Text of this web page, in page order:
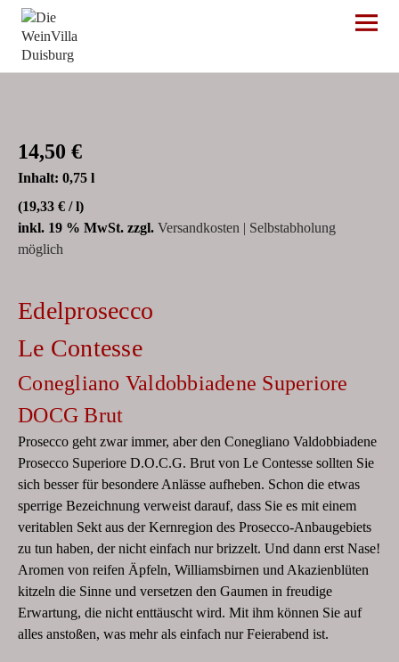
Die WeinVilla Duisburg
14,50 €
Inhalt: 0,75 l
(19,33 € /l)
inkl. 19 % MwSt. zzgl. Versandkosten | Selbstabholung
möglich
Edelprosecco
Le Contesse
Conegliano Valdobbiadene Superiore
DOCG Brut
Prosecco geht zwar immer, aber den Conegliano Valdobbiadene
Prosecco Superiore D.O.C.G. Brut von Le Contesse sollten Sie
sich besser für besondere Anlässe aufheben. Schon die etwas
sperrige Bezeichnung verweist darauf, dass Sie es mit einem
veritablen Sekt aus der Kernregion des Prosecco-Anbaugebiets
zu tun haben, der nicht einfach nur brizzelt. Und dann erst Nase!
Aromen von reifen Äpfeln, Williamsbirnen und Akazienblüten
kitzeln die Sinne und versetzen den Gaumen in freudige
Erwartung, die nicht enttäuscht wird. Mit ihm können Sie auf
alles anstoßen, was mehr als einfach nur Feierabend ist.